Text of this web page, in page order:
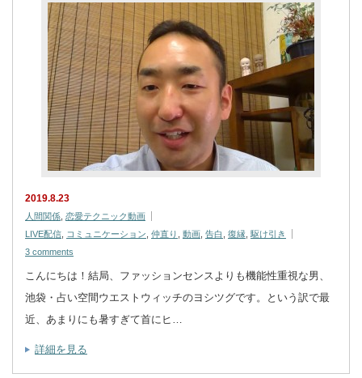
2019.8.23
人間関係 恋愛テクニック動画
LIVE配信
コミュニケーション 仲直り 動画 告白 復縁 駆け引き
3 comments
こんにちは！結局、ファッションセンスよりも機能性重視な男、
池袋・占い空間ウエストウィッチのヨシツグです。という訳で最
近、あまりにも暑すぎて首にヒ…
詳細を見る